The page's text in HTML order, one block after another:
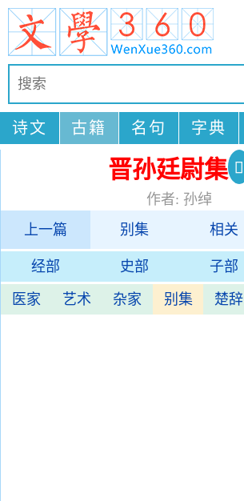
诗文 古籍 名句 字典
晋孙廷尉集
作者: 孙绰
上一篇
别集 相关
经部 史部 子部
医家 艺术 杂家 别集 楚辞